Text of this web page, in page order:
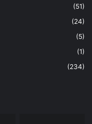
(51)
(24)
(5)
(1)
(234)